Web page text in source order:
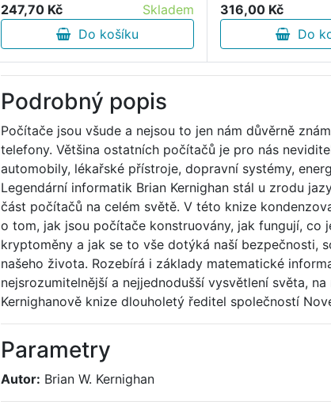
247,70 Kč
Skladem
Do košíku
316,00 Kč
Do
Podrobný popis
Počítače jsou všude a nejsou to jen nám důvěrně
telefony. Většina ostatních počítačů je pro nás
automobily, lékařské přístroje, dopravní systémy,
Legendární informatik Brian Kernighan stál u zrodu
část počítačů na celém světě. V této knize
o tom, jak jsou počítače konstruovány, jak fungují,
kryptoměny a jak se to vše dotýká naší bezpečnosti,
našeho života. Rozebírá i základy matematické
nejsrozumitelnější a nejjednodušší vysvětlení světa,
Kernighanově knize dlouholetý ředitel společností
Parametry
Autor: Brian W. Kernighan